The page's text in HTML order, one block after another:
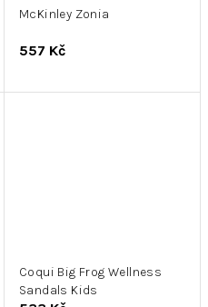
McKinley Zonia
557 Kč
Coqui Big Frog Wellness
Sandals Kids